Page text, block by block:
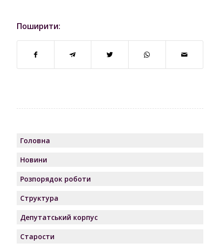
Поширити:
Головна
Новини
Розпорядок роботи
Структура
Депутатський корпус
Старости